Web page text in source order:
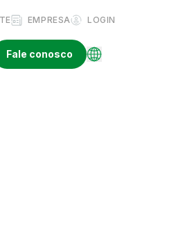
EMPRESA LOGIN
Fale conosco